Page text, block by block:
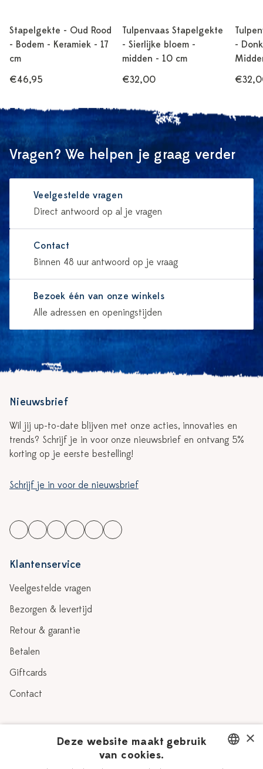
Stapelgekte - Oud Rood
- Bodem - Keramiek - 17
cm
€46,95
Tulpenvaas Stapelgekte
- Sierlijke bloem -
midden - 10 cm
€32,00
-
Vragen? We helpen je graag verder
Veelgestelde vragen
Direct antwoord op al je vragen
Contact
Binnen 48 uur antwoord op je vraag
Bezoek één van onze winkels
Alle adressen en openingstijden
Nieuwsbrief
Wil jij up-to-date blijven met onze acties, innovaties en
trends? Schrijf je in voor onze nieuwsbrief en ontvang 5%
korting op je eerste bestelling!
Schrijf je in voor de nieuwsbrief
Klantenservice
Veelgestelde vragen
Bezorgen & levertijd
Retour & garantie
Betalen
Giftcards
Contact
Delfts Blauw
×
Deze website maakt gebruik
van cookies.